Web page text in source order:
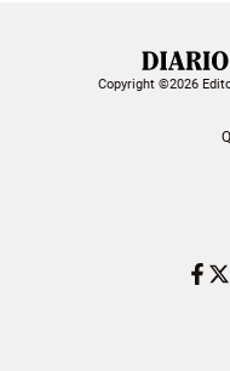
Copyright ©2026